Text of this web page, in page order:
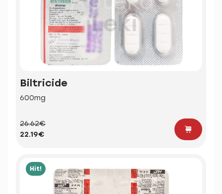
Biltricide
600mg
26.62€
22.19€
Hit!